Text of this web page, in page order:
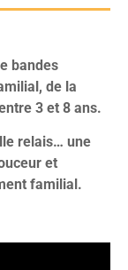
bandes
de la
3 et 8 ans.
relais… une
et
familial.